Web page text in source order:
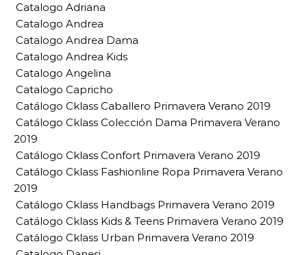
Catalogo Adriana
Catalogo Andrea
Catalogo Andrea Dama
Catalogo Andrea Kids
Catalogo Angelina
Catalogo Capricho
Catálogo Cklass Caballero Primavera Verano 2019
Catálogo Cklass Colección Dama Primavera Verano
2019
Catálogo Cklass Confort Primavera Verano 2019
Catálogo Cklass Fashionline Ropa Primavera Verano
2019
Catálogo Cklass Handbags Primavera Verano 2019
Catálogo Cklass Kids & Teens Primavera Verano 2019
Catálogo Cklass Urban Primavera Verano 2019